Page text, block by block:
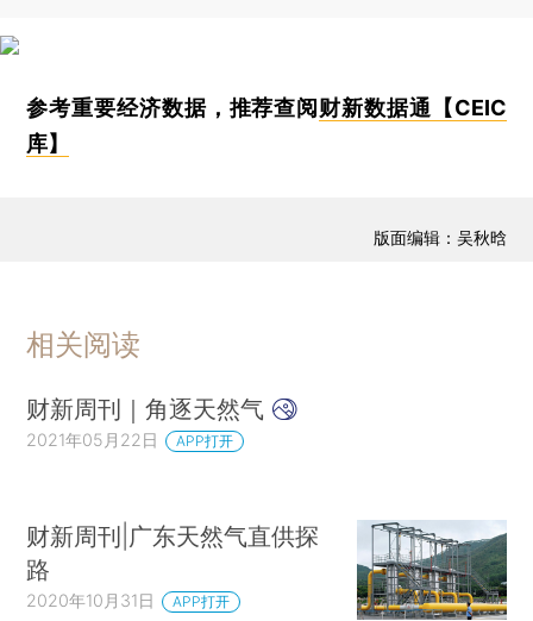
参考重要经济数据，推荐查阅 财新数据通【CEIC
库】
版面编辑：吴秋晗
相关阅读
财新周刊｜角逐天然气
2021年05月22日 APP打开
财新周刊|广东天然气直供探
路
2020年10月31日 APP打开